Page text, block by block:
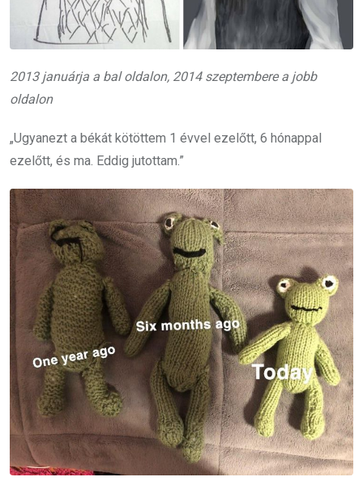
2013 januárja a bal oldalon, 2014 szeptembere a jobb
oldalon
„Ugyanezt a békát kötöttem 1 évvel ezelőtt, 6 hónappal
ezelőtt, és ma. Eddig jutottam.”